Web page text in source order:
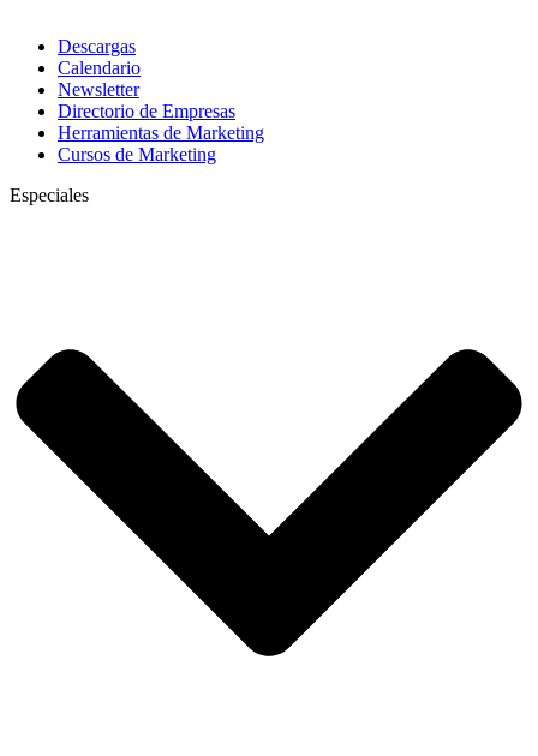
Descargas
Calendario
Newsletter
Directorio de Empresas
Herramientas de Marketing
Cursos de Marketing
Especiales